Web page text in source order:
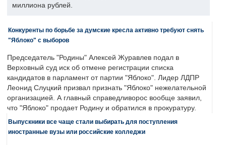
миллиона рублей.
Конкуренты по борьбе за думские кресла активно требуют снять
"Яблоко" с выборов
Председатель "Родины" Алексей Журавлев подал в
Верховный суд иск об отмене регистрации списка
кандидатов в парламент от партии "Яблоко". Лидер ЛДПР
Леонид Слуцкий призвал признать "Яблоко" нежелательной
организацией. А главный справедливорос вообще заявил,
что "Яблоко" продает Родину и обратился в прокуратуру.
Выпускники все чаще стали выбирать для поступления
иностранные вузы или российские колледжи